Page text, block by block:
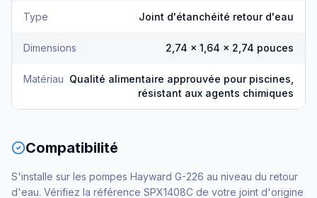
Type Joint d'étanchéité retour d'eau
Dimensions 2,74 x 1,64 x 2,74 pouces
Matériau Qualité alimentaire approuvée pour piscines,
résistant aux agents chimiques
Compatibilité
S'installe sur les pompes Hayward G-226 au niveau du retour
d'eau. Vérifiez la référence SPX1408C de votre joint d'origine